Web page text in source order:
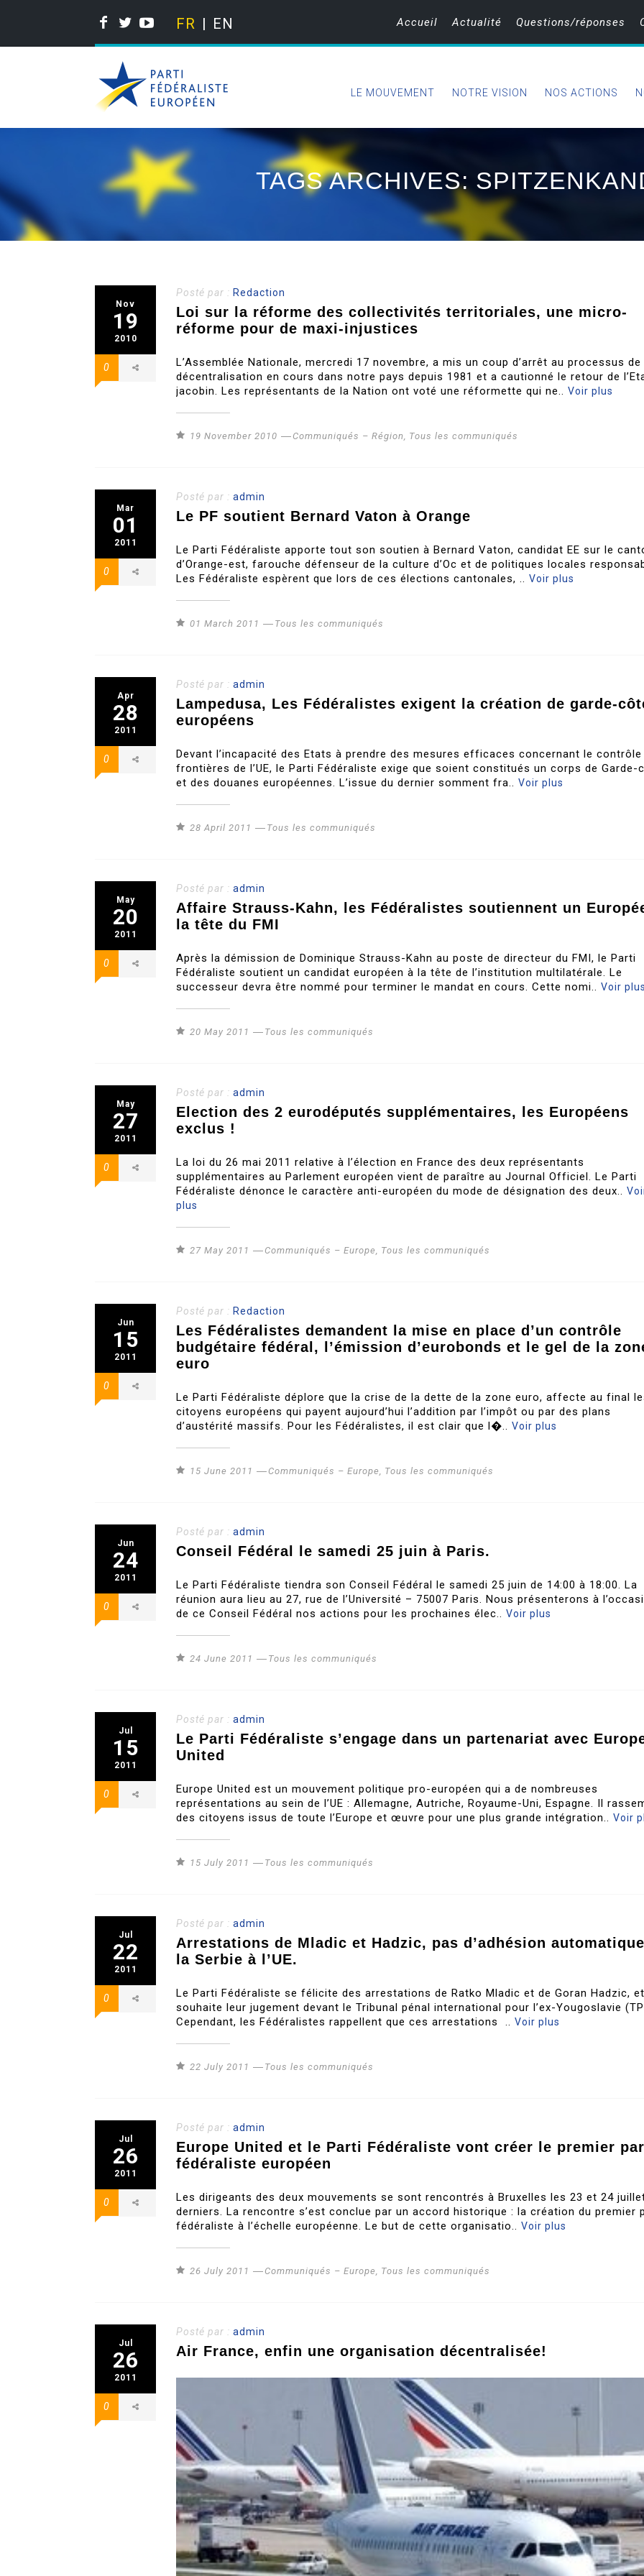
FR EN Accueil Actualité Questions/réponses
LE MOUVEMENT NOTRE VISION NOS ACTIONS
TAGS ARCHIVES:
Nov
19
2010
0
Posté par : Redaction
Loi sur la réforme des collectivités territoriales, une micro-
réforme pour de maxi-injustices
L’Assemblée Nationale, mercredi 17 novembre, a mis un coup d’arrêt au processus de
décentralisation en cours dans notre pays depuis 1981 et a cautionné le retour de
jacobin. Les représentants de la Nation ont voté une réformette qui ne.. Voir plus
19 November 2010 Communiqués – Région, Tous les communiqués
Mar
01
2011
0
Posté par : admin
Le PF soutient Bernard Vaton à Orange
Le Parti Fédéraliste apporte tout son soutien à Bernard Vaton, candidat EE sur le
d’Orange-est, farouche défenseur de la culture d’Oc et de politiques locales
Les Fédéraliste espèrent que lors de ces élections cantonales, .. Voir plus
01 March 2011 Tous les communiqués
Apr
28
2011
0
Posté par : admin
Lampedusa, Les Fédéralistes exigent la création de garde-
européens
Devant l’incapacité des Etats à prendre des mesures efficaces concernant le contrôle
frontières de l’UE, le Parti Fédéraliste exige que soient constitués un corps de Garde-
et des douanes européennes. L’issue du dernier somment fra.. Voir plus
28 April 2011 Tous les communiqués
May
20
2011
0
Posté par : admin
Affaire Strauss-Kahn, les Fédéralistes soutiennent un
la tête du FMI
Après la démission de Dominique Strauss-Kahn au poste de directeur du FMI, le Parti
Fédéraliste soutient un candidat européen à la tête de l’institution multilatérale. Le
successeur devra être nommé pour terminer le mandat en cours. Cette nomi.. Voir plus
20 May 2011 Tous les communiqués
May
27
2011
0
Posté par : admin
Election des 2 eurodéputés supplémentaires, les Européens
exclus !
La loi du 26 mai 2011 relative à l’élection en France des deux représentants
supplémentaires au Parlement européen vient de paraître au Journal Officiel. Le Parti
Fédéraliste dénonce le caractère anti-européen du mode de désignation des deux..
plus
27 May 2011 Communiqués – Europe, Tous les communiqués
Jun
15
2011
0
Posté par : Redaction
Les Fédéralistes demandent la mise en place d’un contrôle
budgétaire fédéral, l’émission d’eurobonds et le gel de la
euro
Le Parti Fédéraliste déplore que la crise de la dette de la zone euro, affecte au final
citoyens européens qui payent aujourd’hui l’addition par l’impôt ou par des plans
d’austérité massifs. Pour les Fédéralistes, il est clair que l�.. Voir plus
15 June 2011 Communiqués – Europe, Tous les communiqués
Jun
24
2011
0
Posté par : admin
Conseil Fédéral le samedi 25 juin à Paris.
Le Parti Fédéraliste tiendra son Conseil Fédéral le samedi 25 juin de 14:00 à 18:00. La
réunion aura lieu au 27, rue de l’Université – 75007 Paris. Nous présenterons à
de ce Conseil Fédéral nos actions pour les prochaines élec.. Voir plus
24 June 2011 Tous les communiqués
Jul
15
2011
0
Posté par : admin
Le Parti Fédéraliste s’engage dans un partenariat avec
United
Europe United est un mouvement politique pro-européen qui a de nombreuses
représentations au sein de l’UE : Allemagne, Autriche, Royaume-Uni, Espagne. Il
des citoyens issus de toute l’Europe et œuvre pour une plus grande intégration.. Voir
15 July 2011 Tous les communiqués
Jul
22
2011
0
Posté par : admin
Arrestations de Mladic et Hadzic, pas d’adhésion
la Serbie à l’UE.
Le Parti Fédéraliste se félicite des arrestations de Ratko Mladic et de Goran Hadzic, et
souhaite leur jugement devant le Tribunal pénal international pour l’ex-Yougoslavie
Cependant, les Fédéralistes rappellent que ces arrestations .. Voir plus
22 July 2011 Tous les communiqués
Jul
26
2011
0
Posté par : admin
Europe United et le Parti Fédéraliste vont créer le premier
fédéraliste européen
Les dirigeants des deux mouvements se sont rencontrés à Bruxelles les 23 et 24
derniers. La rencontre s’est conclue par un accord historique : la création du premier
fédéraliste à l’échelle européenne. Le but de cette organisatio.. Voir plus
26 July 2011 Communiqués – Europe, Tous les communiqués
Jul
26
2011
0
Posté par : admin
Air France, enfin une organisation décentralisée!